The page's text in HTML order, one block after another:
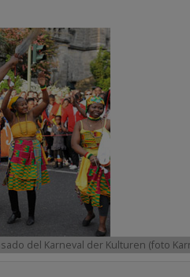
del Karneval der Kulturen (foto